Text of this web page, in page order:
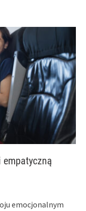
emocjonalnym